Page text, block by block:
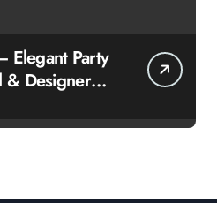
Elegant Party
& Designer